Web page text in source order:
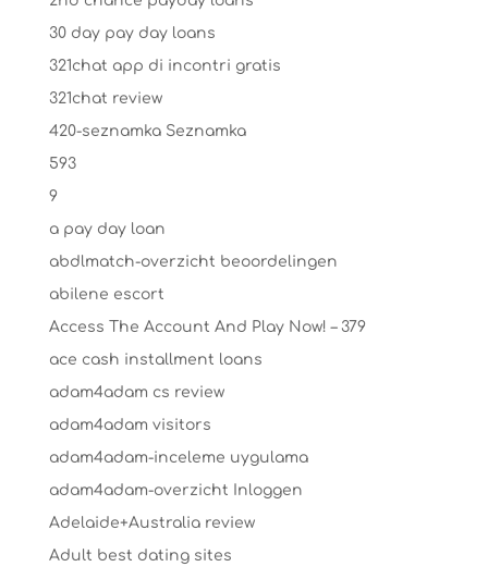
30 day pay day loans
321chat app di incontri gratis
321chat review
420-seznamka Seznamka
593
9
a pay day loan
abdlmatch-overzicht beoordelingen
abilene escort
Access The Account And Play Now! – 379
ace cash installment loans
adam4adam cs review
adam4adam visitors
adam4adam-inceleme uygulama
adam4adam-overzicht Inloggen
Adelaide+Australia review
Adult best dating sites